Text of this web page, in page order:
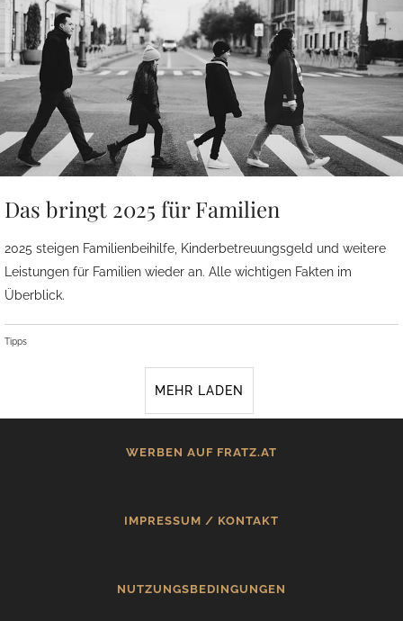
Das bringt 2025 für Familien
2025 steigen Familienbeihilfe, Kinderbetreuungsgeld und weitere
Leistungen für Familien wieder an. Alle wichtigen Fakten im
Überblick.
Tipps
MEHR LADEN
WERBEN AUF FRATZ.AT
IMPRESSUM / KONTAKT
NUTZUNGSBEDINGUNGEN